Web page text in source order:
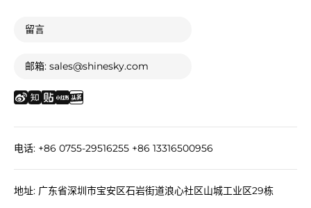
留言
邮箱: sales@shinesky.com
电话: +86 0755-29516255 +86 13316500956
地址: 广东省深圳市宝安区石岩街道浪心社区山城工业区29栋